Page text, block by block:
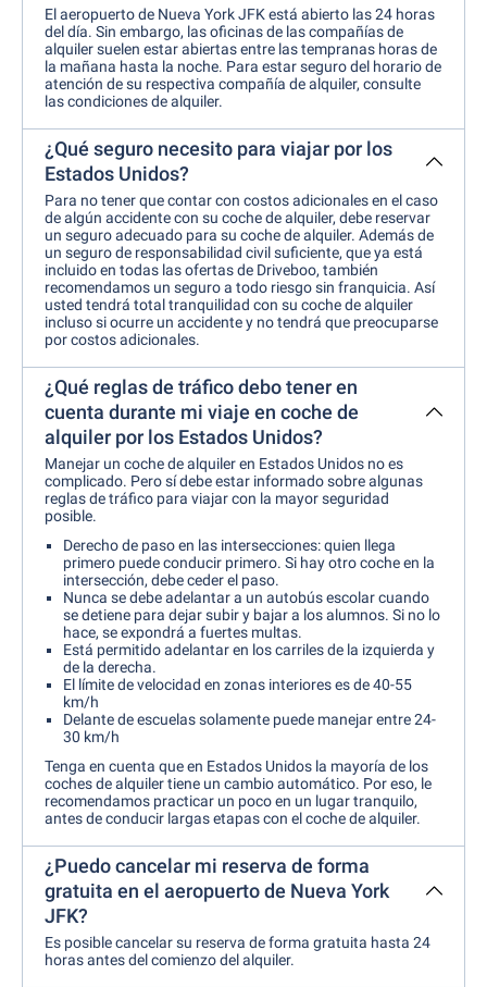
El aeropuerto de Nueva York JFK está abierto las 24 horas
del día. Sin embargo, las oficinas de las compañías de
alquiler suelen estar abiertas entre las tempranas horas de
la mañana hasta la noche. Para estar seguro del horario de
atención de su respectiva compañía de alquiler, consulte
las condiciones de alquiler.
¿Qué seguro necesito para viajar por los
Estados Unidos?
Para no tener que contar con costos adicionales en el caso
de algún accidente con su coche de alquiler, debe reservar
un seguro adecuado para su coche de alquiler. Además de
un seguro de responsabilidad civil suficiente, que ya está
incluido en todas las ofertas de Driveboo, también
recomendamos un seguro a todo riesgo sin franquicia. Así
usted tendrá total tranquilidad con su coche de alquiler
incluso si ocurre un accidente y no tendrá que preocuparse
por costos adicionales.
¿Qué reglas de tráfico debo tener en
cuenta durante mi viaje en coche de
alquiler por los Estados Unidos?
Manejar un coche de alquiler en Estados Unidos no es
complicado. Pero sí debe estar informado sobre algunas
reglas de tráfico para viajar con la mayor seguridad
posible.
Derecho de paso en las intersecciones: quien llega
primero puede conducir primero. Si hay otro coche en la
intersección, debe ceder el paso.
Nunca se debe adelantar a un autobús escolar cuando
se detiene para dejar subir y bajar a los alumnos. Si no lo
hace, se expondrá a fuertes multas.
Está permitido adelantar en los carriles de la izquierda y
de la derecha.
El límite de velocidad en zonas interiores es de 40-55
km/h
Delante de escuelas solamente puede manejar entre 24-
30 km/h
Tenga en cuenta que en Estados Unidos la mayoría de los
coches de alquiler tiene un cambio automático. Por eso, le
recomendamos practicar un poco en un lugar tranquilo,
antes de conducir largas etapas con el coche de alquiler.
¿Puedo cancelar mi reserva de forma
gratuita en el aeropuerto de Nueva York
JFK?
Es posible cancelar su reserva de forma gratuita hasta 24
horas antes del comienzo del alquiler.